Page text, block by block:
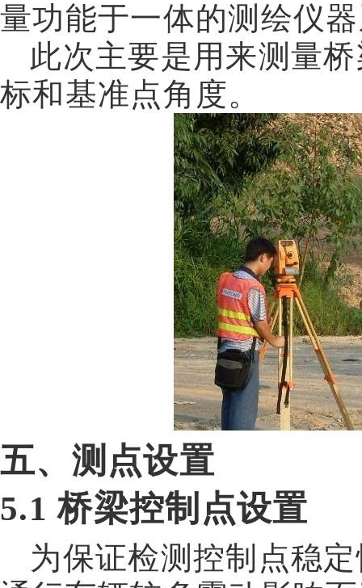
量功能于一体的测绘仪
此次主要是用来测量
标和基准点角度。
五、测点设置
5.1桥梁控制点设置
为保证检测控制点稳